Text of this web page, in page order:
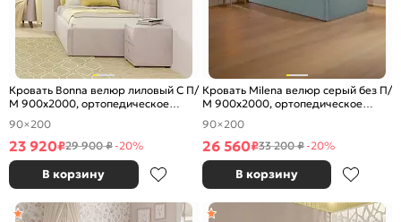
Кровать Bonna велюр лиловый С П/
М 900x2000, ортопедическое
основание, изголовье мягкое
90×200
23 920₽29 900 ₽-20%
В корзину
Кровать Milena велюр серый без П/
М 900x2000, ортопедическое
основание, изголовье мягкое
90×200
26 560₽33 200 ₽-20%
В корзину